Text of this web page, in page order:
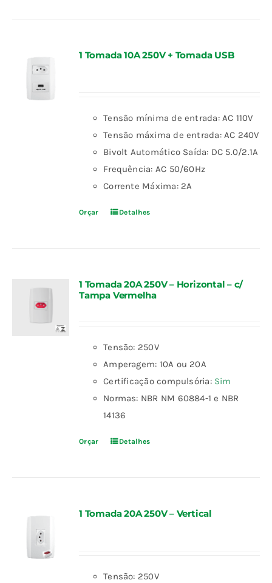
1 Tomada 10A 250V + Tomada USB
Tensão mínima de entrada: AC 110V
Tensão máxima de entrada: AC 240V
Bivolt Automático Saída: DC 5.0/2.1A
Frequência: AC 50/60Hz
Corrente Máxima: 2A
Orçar Detalhes
1 Tomada 20A 250V – Horizontal – c/
Tampa Vermelha
Tensão: 250V
Amperagem: 10A ou 20A
Certificação compulsória: Sim
Normas: NBR NM 60884-1 e NBR
14136
Orçar Detalhes
1 Tomada 20A 250V – Vertical
Tensão: 250V